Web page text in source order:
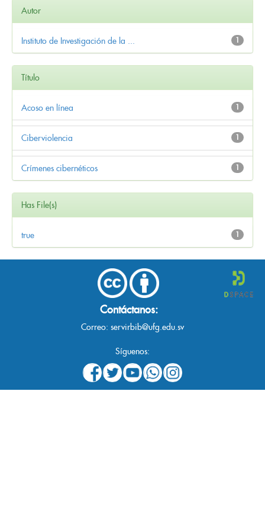
Autor
1
Instituto de Investigación de la ...
Título
1
Acoso en línea
1
Ciberviolencia
1
Crímenes cibernéticos
Has File(s)
1
true
Contáctanos:
Correo: servirbib@ufg.edu.sv
Síguenos: